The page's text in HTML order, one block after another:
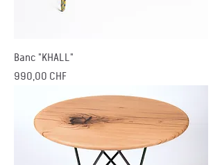
Banc "KHALL"
Prix
990,00 CHF